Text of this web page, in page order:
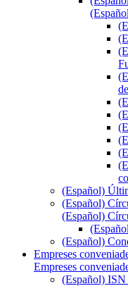
(Español)
(Español)
(Español)
(Español)
Empreses
Empreses
(Español)